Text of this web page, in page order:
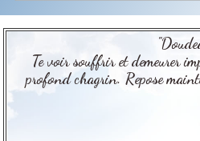
Te voir souffrir et demeurer
profond chagrin. Repose